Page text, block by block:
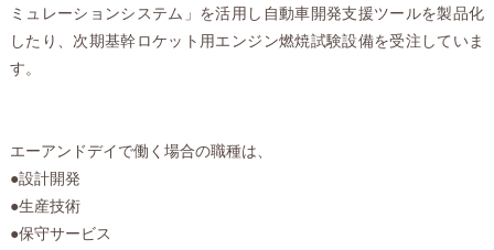
ミュレーションシステム」を活用し自動車開発支援ツールを製品化
したり、次期基幹ロケット用エンジン燃焼試験設備を受注していま
す。
エーアンドデイで働く場合の職種は、
●設計開発
●生産技術
●保守サービス